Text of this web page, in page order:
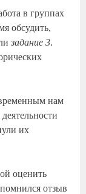
в группах
обсудить,
задание 3.
нам
их
оценить
отзыв